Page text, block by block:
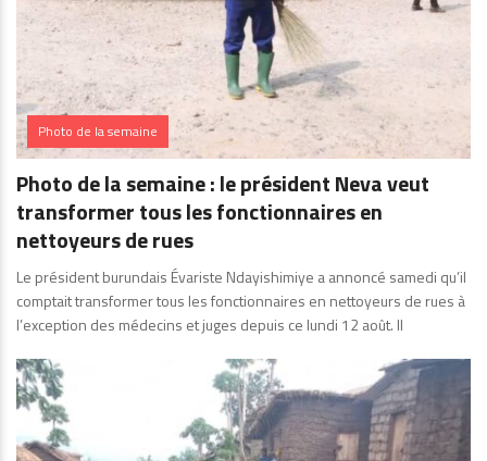
Photo de la semaine
Photo de la semaine : le président Neva veut
transformer tous les fonctionnaires en
nettoyeurs de rues
Le président burundais Évariste Ndayishimiye a annoncé samedi qu’il
comptait transformer tous les fonctionnaires en nettoyeurs de rues à
l’exception des médecins et juges depuis ce lundi 12 août. Il